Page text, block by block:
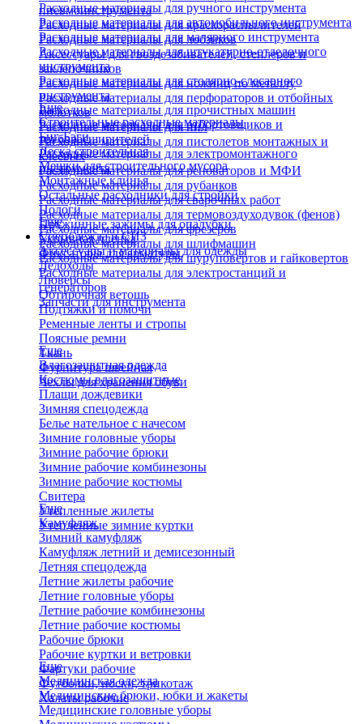
пневмоинструмента
Расходные материалы для краскораспылителей
Расходные материалы для лобзиков
Аксессуары для гвоздезабивателей, степлеров и
заклепочников
Расходные материалы для ножниц по металлу
Расходные материалы для перфораторов и отбойных
молотков
Расходные материалы для пил
Расходные материалы для пистолетов монтажных и
клеевых
Расходные материалы для реноваторов и МФИ
Расходные материалы для рубанков
Расходные материалы для сварочных работ
Расходные материалы для термовоздуходувок (фенов)
Расходные материалы для фрезеров
Расходные материалы для шлифмашин
Расходные материалы для шуруповертов и гайковертов
Расходные материалы для электростанций и
генераторов
Запчасти для инструмента
Расходные материалы для ручного инструмента
Расходные материалы для автомобильного инструмента
Расходные материалы для малярного инструмента
Расходные материалы для штукатурно-отделочного
инструмента
Расходные материалы для столярно-слесарного
инструмента
Расходные материалы для прочистных машин
Расходные материалы для отбортовщиков и
труборасширителей
Расходные материалы для электромонтажного
инструмента
Еще
Строительные расходные материалы
Биг-Бэги
Леска строительная
Мешки для строительного мусора
Монтажные клинья
Остальные расходники для стройки
Пологи
Пружинные зажимы для опалубки
Укрывная пленка
Фиксаторы для арматуры
Еще
Спецодежда и СИЗ
Аксессуары и материалы для одежды
Ледоходы
Люверсы
Обтирочная ветошь
Подтяжки и помочи
Ременные ленты и стропы
Поясные ремни
Ткань
Фурнитура швейная
Чехлы для хранения обуви
Еще
Влагозащитная одежда
Костюмы влагозащитные
Плащи дождевики
Зимняя спецодежда
Белье нательное с начесом
Зимние головные уборы
Зимние рабочие брюки
Зимние рабочие комбинезоны
Зимние рабочие костюмы
Свитера
Утепленные жилеты
Утепленные зимние куртки
Еще
Камуфляж
Зимний камуфляж
Камуфляж летний и демисезонный
Летняя спецодежда
Летние жилеты рабочие
Летние головные уборы
Летние рабочие комбинезоны
Летние рабочие костюмы
Рабочие брюки
Рабочие куртки и ветровки
Фартуки рабочие
Футболки, носки, трикотаж
Халаты рабочие
Еще
Медицинская одежда
Медицинские брюки, юбки и жакеты
Медицинские головные уборы